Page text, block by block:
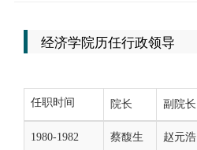
经济学院历任行政领导
任职时间 院长 副院长
1980-1982 蔡馥生 赵元浩